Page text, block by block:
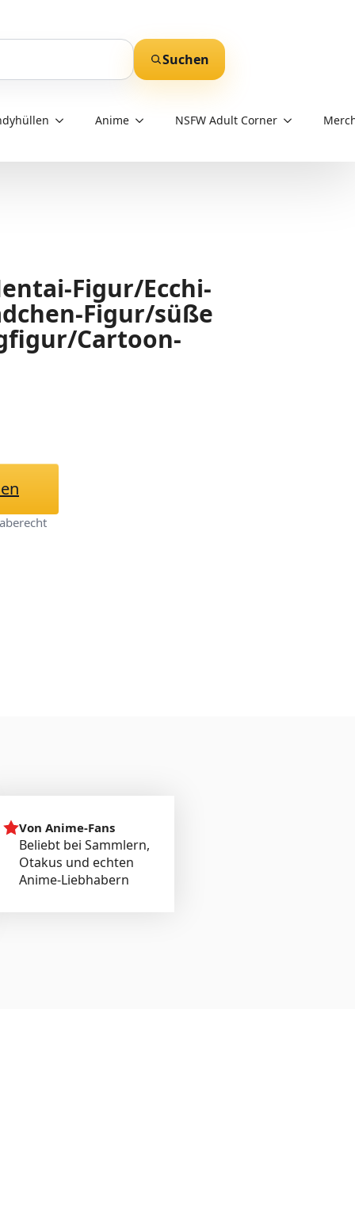
Suchen
Anime NSFW Adult Corner
Figur/Ecchi-
Figur/süße
Cartoon-
PVC/1/6.
Von Anime-Fans
Beliebt bei Sammlern,
Otakus und echten
Anime-Liebhabern